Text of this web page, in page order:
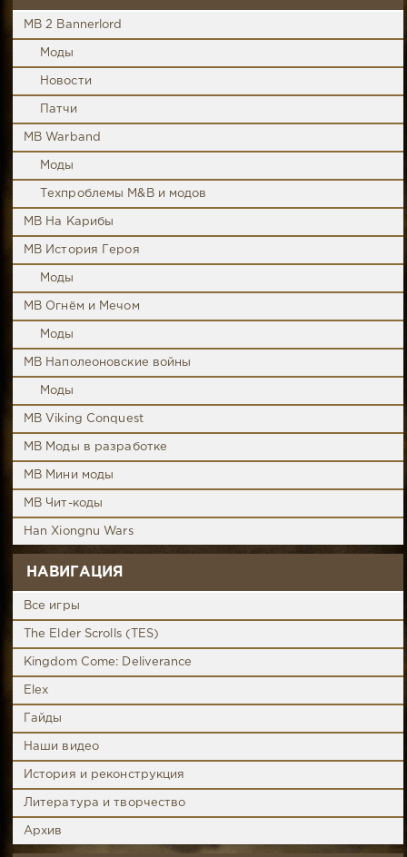
MB 2 Bannerlord
Моды
Новости
Патчи
MB Warband
Моды
Техпроблемы M&B и модов
MB На Карибы
MB История Героя
Моды
MB Огнём и Мечом
Моды
MB Наполеоновские войны
Моды
MB Viking Conquest
MB Моды в разработке
MB Мини моды
MB Чит-коды
Han Xiongnu Wars
НАВИГАЦИЯ
Все игры
The Elder Scrolls (TES)
Kingdom Come: Deliverance
Elex
Гайды
Наши видео
История и реконструкция
Литература и творчество
Архив